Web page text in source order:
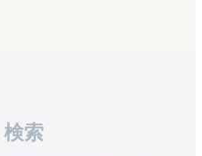
検索